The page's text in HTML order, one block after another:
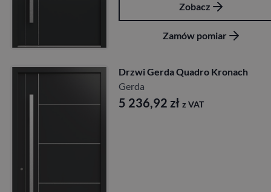
Zobacz
Zamów pomiar
Drzwi Gerda Quadro Kronach
Gerda
5 236,92 zł z VAT